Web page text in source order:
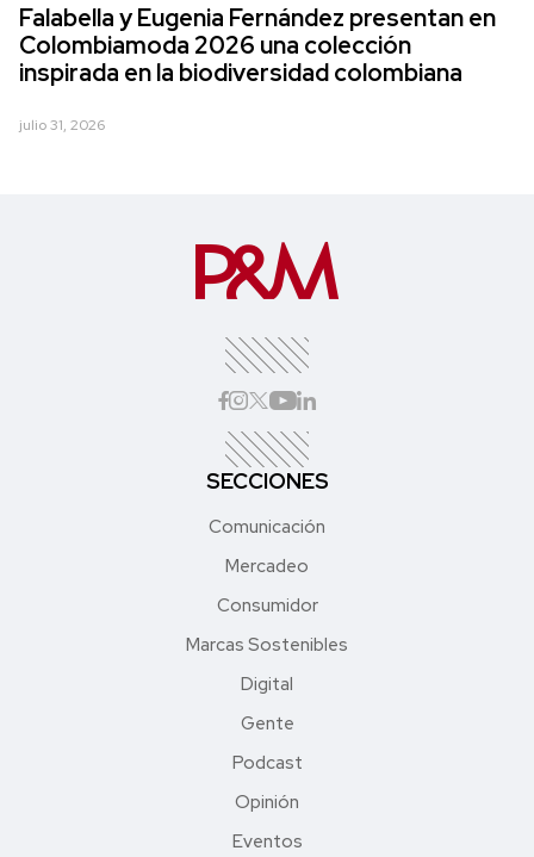
Falabella y Eugenia Fernández presentan en
Colombiamoda 2026 una colección
inspirada en la biodiversidad colombiana
julio 31, 2026
SECCIONES
Comunicación
Mercadeo
Consumidor
Marcas Sostenibles
Digital
Gente
Podcast
Opinión
Eventos